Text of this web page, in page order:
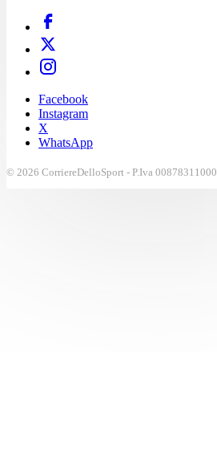
Facebook
Instagram
X
WhatsApp
© 2026 CorriereDelloSport - P.Iva 00878311000